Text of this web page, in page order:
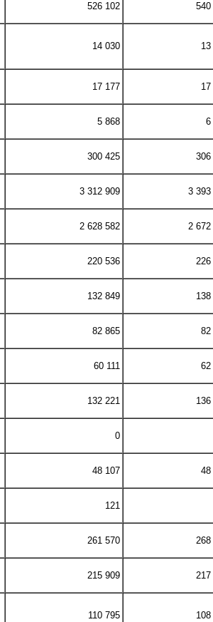
526 102 540
14 030
17 177
5 868 6
300 425 306
3 312 909 3 393
2 628 582 2 672
220 536 226
132 849
82 865 82
60 111 62
132 221
0
48 107 48
121
261 570 268
215 909 217
110 795